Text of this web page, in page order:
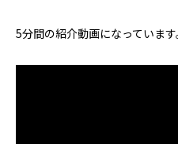
5分間の紹介動画になっています